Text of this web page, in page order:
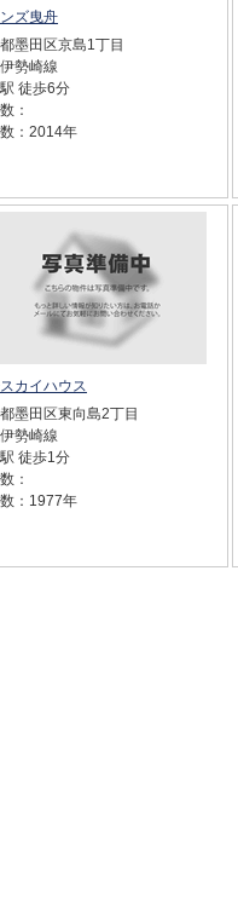
ズ曳舟
墨田区京島1丁目
勢崎線
徒歩6分
：
：2014年
カイハウス
墨田区東向島2丁目
勢崎線
徒歩1分
：
：1977年